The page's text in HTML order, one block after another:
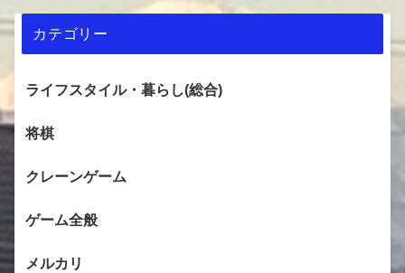
カテゴリー
ライフスタイル・暮らし(総合)
将棋
クレーンゲーム
ゲーム全般
メルカリ